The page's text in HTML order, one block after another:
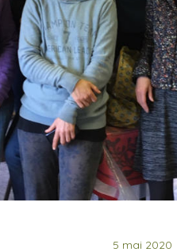
5 mai 2020